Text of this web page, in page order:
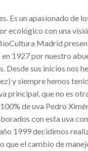
Es un apasionado de
ecológico con una
Madrid
1927 por nuestro
Desde sus inicios nos
y siempre hemos
principal, que no es
de uva Pedro
con esta uva
1999 decidimos
que el cambio de